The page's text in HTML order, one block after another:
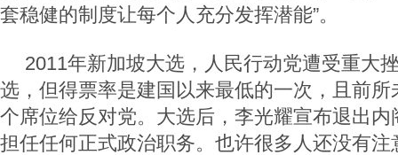
套稳健的制度让每个人充分发挥潜能”。
2011年新加坡大选，人民行动党遭受重大
选，但得票率是建国以来最低的一次，且前
个席位给反对党。大选后，李光耀宣布退出
担任任何正式政治职务。也许很多人还没有